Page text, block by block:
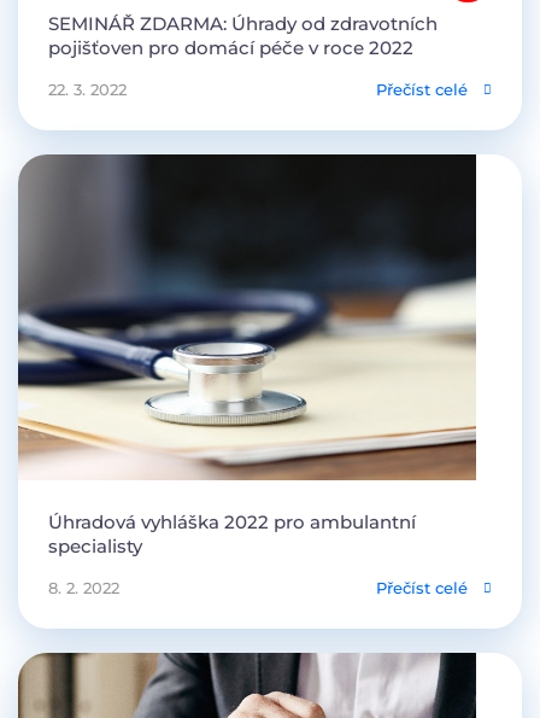
SEMINÁŘ ZDARMA: Úhrady od zdravotních
pojišťoven pro domácí péče v roce 2022
22. 3. 2022 Přečíst celé
Úhradová vyhláška 2022 pro ambulantní
specialisty
8. 2. 2022 Přečíst celé